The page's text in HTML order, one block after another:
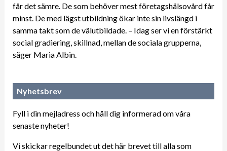
får det sämre. De som behöver mest företagshälsovård får
minst. De med lägst utbildning ökar inte sin livslängd i
samma takt som de välutbildade. – Idag ser vi en förstärkt
social gradiering, skillnad, mellan de sociala grupperna,
säger Maria Albin.
Nyhetsbrev
Fyll i din mejladress och håll dig informerad om våra
senaste nyheter!
Vi skickar regelbundet ut det här brevet till alla som